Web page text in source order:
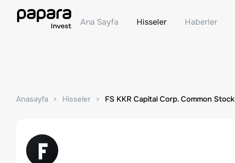
Ana Sayfa Hisseler Haberler
Anasayfa Hisseler FS KKR Capital Corp. Common Stock